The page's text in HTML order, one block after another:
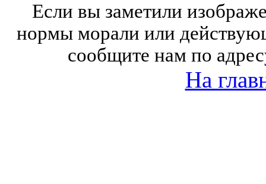
Если вы заметили
нормы морали или
сообщите нам по
На